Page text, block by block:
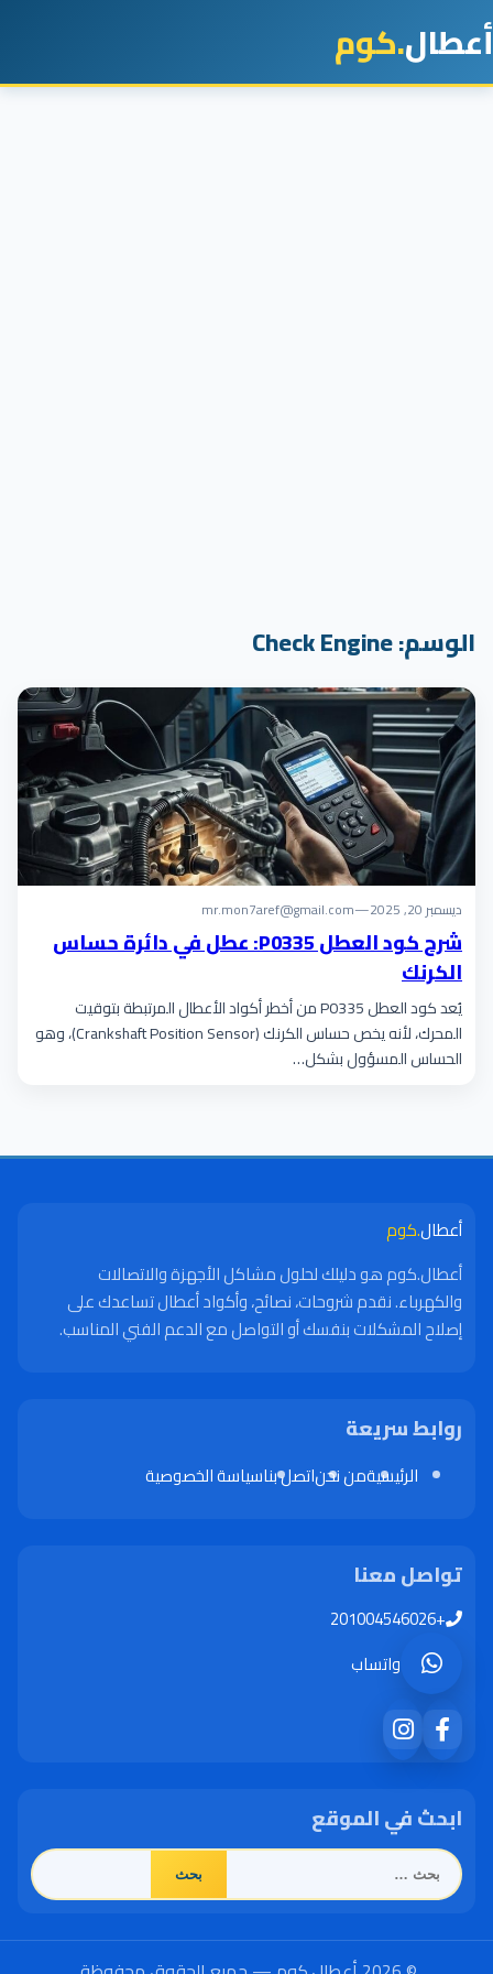
أعطال.كوم
الوسم:Check Engine
ديسمبر 20, 2025 —
mr.mon7aref@gmail.com
شرح كود العطل P0335: عطل في دائرة حساس
الكرنك
يُعد كود العطل P0335 من أخطر أكواد الأعطال المرتبطة بتوقيت
المحرك، لأنه يخص حساس الكرنك (Crankshaft Position Sensor)، وهو
الحساس المسؤول بشكل…
أعطال.كوم
أعطال.كوم هو دليلك لحلول مشاكل الأجهزة والاتصالات
والكهرباء. نقدم شروحات، نصائح، وأكواد أعطال تساعدك على
إصلاح المشكلات بنفسك أو التواصل مع الدعم الفني المناسب.
روابط سريعة
الرئيسيةمن نحناتصل بناسياسة الخصوصية
تواصل معنا
+201004546026
واتساب
ابحث في الموقع
البحث
عن: